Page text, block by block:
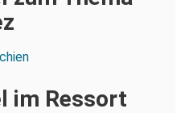
im Ressort